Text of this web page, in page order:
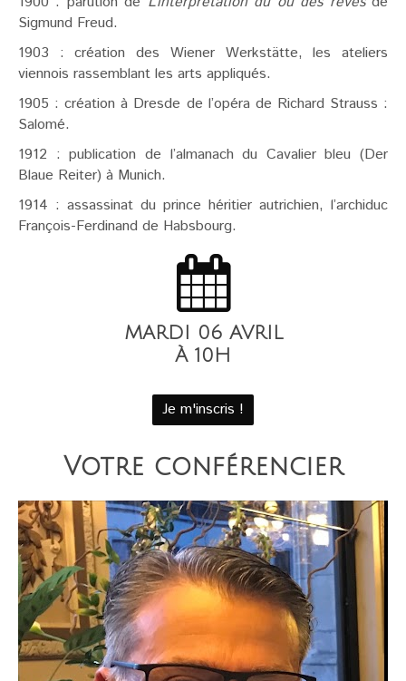
Sigmund Freud.
1903 : création des Wiener Werkstätte, les ateliers
viennois rassemblant les arts appliqués.
1905 : création à Dresde de l’opéra de Richard Strauss :
Salomé.
1912 : publication de l’almanach du Cavalier bleu (Der
Blaue Reiter) à Munich.
1914 : assassinat du prince héritier autrichien, l’archiduc
François-Ferdinand de Habsbourg.
MARDI 06 AVRIL
À 10H
Je m'inscris !
Votre conférencier